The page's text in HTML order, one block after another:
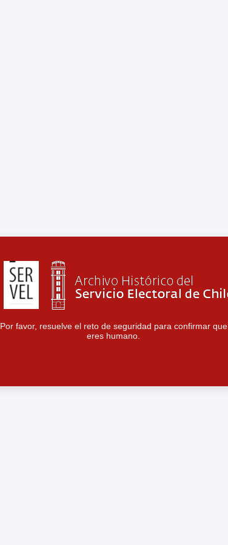
Por favor, resuelve el reto de seguridad para confirmar que
eres humano.